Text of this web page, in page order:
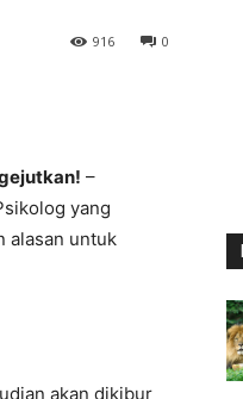
0
916
–
yang
alasan untuk
akan dikibur